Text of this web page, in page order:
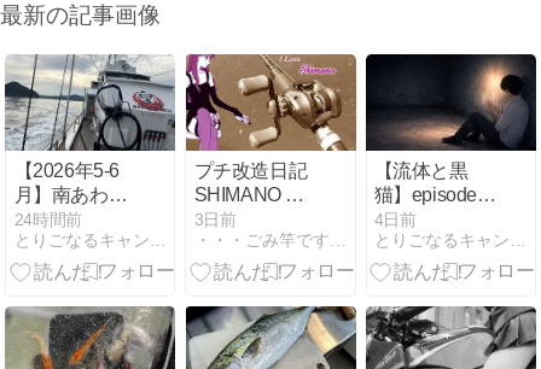
最新の記事画像
【2026年5‐6
月】南あわじ
にて釣りキャ
ンプからのタ
イラバ・ジギ
24時間前
とりごなるキャンプな気持ち
プチ改造日記
SHIMANO チ
ヌマチック
3日前
・・・ごみ竿ですが 何か？
【流体と黒
猫】episode-
13：広い世界
4日前
とりごなるキャンプな気持ち